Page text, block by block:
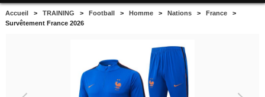
Accueil >TRAINING >Football >Homme >Nations >France >
Survêtement France 2026